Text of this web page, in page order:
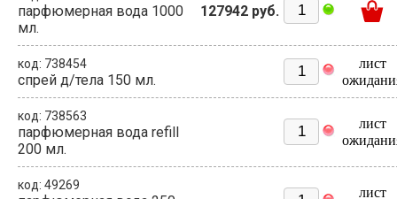
парфюмерная вода 1000
мл.
127942 руб.
код: 738454
спрей д/тела 150 мл.
лист
код: 738563
парфюмерная вода refill
200 мл.
лист
код: 49269
лист